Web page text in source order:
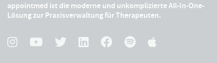
appointmed ist die moderne und unkomplizierte All-In-One-
Lösung zur Praxisverwaltung für Therapeuten.